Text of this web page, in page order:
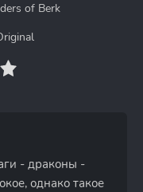
of Berk
- драконы -
однако такое